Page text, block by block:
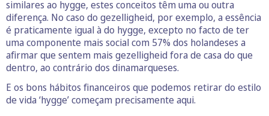
similares ao hygge, estes conceitos têm uma ou outra
diferença. No caso do gezelligheid, por exemplo, a essência
é praticamente igual à do hygge, excepto no facto de ter
uma componente mais social com 57% dos holandeses a
afirmar que sentem mais gezelligheid fora de casa do que
dentro, ao contrário dos dinamarqueses.
E os bons hábitos financeiros que podemos retirar do estilo
de vida ‘hygge’ começam precisamente aqui.